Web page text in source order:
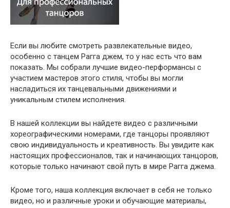
Если вы любите смотреть развлекательные видео,
особенно с танцем Рагга джем, то у нас есть что вам
показать. Мы собрали лучшие видео-перформансы с
участием мастеров этого стиля, чтобы вы могли
насладиться их танцевальными движениями и
уникальным стилем исполнения.
В нашей коллекции вы найдете видео с различными
хореографическими номерами, где танцоры проявляют
свою индивидуальность и креативность. Вы увидите как
настоящих профессионалов, так и начинающих танцоров,
которые только начинают свой путь в мире Рагга джема.
Кроме того, наша коллекция включает в себя не только
видео, но и различные уроки и обучающие материалы,